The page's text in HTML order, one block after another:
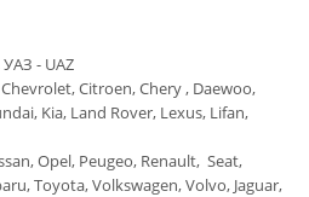
- UAZ
Citroen, Chery , Daewoo,
Kia, Land Rover, Lexus, Lifan,
Opel, Peugeo, Renault, Seat,
Toyota, Volkswagen, Volvo, Jaguar,